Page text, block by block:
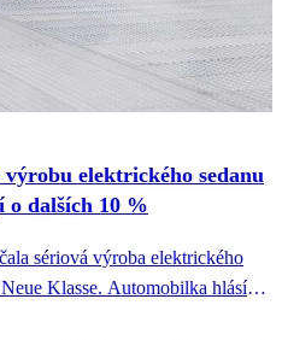
elektrického sedanu
dalších 10 %
sériová výroba elektrického
Klasse. Automobilka hlásí